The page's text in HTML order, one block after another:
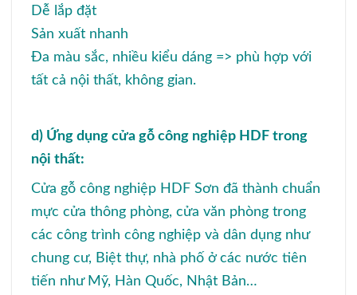
Dễ lắp đặt
Sản xuất nhanh
Đa màu sắc, nhiều kiểu dáng => phù hợp với
tất cả nội thất, không gian.
d) Ứng dụng cửa gỗ công nghiệp HDF trong
nội thất:
Cửa gỗ công nghiệp HDF Sơn đã thành chuẩn
mực cửa thông phòng, cửa văn phòng trong
các công trình công nghiệp và dân dụng như
chung cư, Biệt thự, nhà phố ở các nước tiên
tiến như Mỹ, Hàn Quốc, Nhật Bản…